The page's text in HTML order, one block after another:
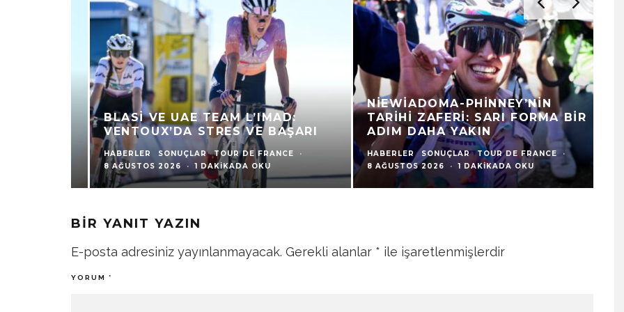
BLASI VE UAE TEAM L’IMAD:
VENTOUX’DA STRES VE BAŞARI
HABERLER SONUÇLAR TOUR DE FRANCE
·
8 AĞUSTOS 2026
· 1 DAKIKADA OKU
NIEWIADOMA-PHINNEY’NIN
TARIHI ZAFERI: SARI FORMA BIR
ADIM DAHA YAKIN
HABERLER SONUÇLAR TOUR DE FRANCE
·
8 AĞUSTOS 2026
· 1 DAKIKADA OKU
1
BIR YANIT YAZIN
E-posta adresiniz yayınlanmayacak. Gerekli alanlar * ile işaretlenmişlerdir
YORUM *